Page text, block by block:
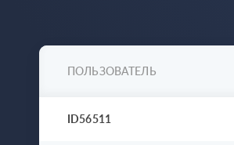
ПОЛЬЗОВАТЕЛЬ
ID56511